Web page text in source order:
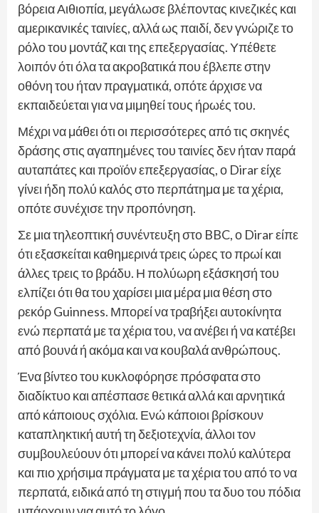
βόρεια Αιθιοπία, μεγάλωσε βλέποντας κινεζικές και
αμερικανικές ταινίες, αλλά ως παιδί, δεν γνώριζε το
ρόλο του μοντάζ και της επεξεργασίας. Υπέθετε
λοιπόν ότι όλα τα ακροβατικά που έβλεπε στην
οθόνη του ήταν πραγματικά, οπότε άρχισε να
εκπαιδεύεται για να μιμηθεί τους ήρωές του.
Μέχρι να μάθει ότι οι περισσότερες από τις σκηνές
δράσης στις αγαπημένες του ταινίες δεν ήταν παρά
αυταπάτες και προϊόν επεξεργασίας, ο Dirar είχε
γίνει ήδη πολύ καλός στο περπάτημα με τα χέρια,
οπότε συνέχισε την προπόνηση.
Σε μια τηλεοπτική συνέντευξη στο BBC, ο Dirar είπε
ότι εξασκείται καθημερινά τρεις ώρες το πρωί και
άλλες τρεις το βράδυ. Η πολύωρη εξάσκησή του
ελπίζει ότι θα του χαρίσει μια μέρα μια θέση στο
ρεκόρ Guinness. Μπορεί να τραβήξει αυτοκίνητα
ενώ περπατά με τα χέρια του, να ανέβει ή να κατέβει
από βουνά ή ακόμα και να κουβαλά ανθρώπους.
Ένα βίντεο του κυκλοφόρησε πρόσφατα στο
διαδίκτυο και απέσπασε θετικά αλλά και αρνητικά
από κάποιους σχόλια. Ενώ κάποιοι βρίσκουν
καταπληκτική αυτή τη δεξιοτεχνία, άλλοι τον
συμβουλεύουν ότι μπορεί να κάνει πολύ καλύτερα
και πιο χρήσιμα πράγματα με τα χέρια του από το να
περπατά, ειδικά από τη στιγμή που τα δυο του πόδια